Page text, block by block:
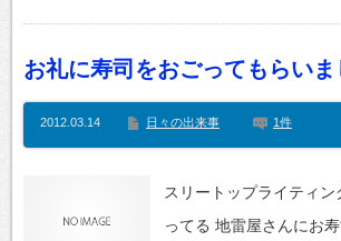
お礼に寿司をおごってもらいま
2012.03.14 日々の出来事 1件
スリートップライティ
ってる 地雷屋さんにお